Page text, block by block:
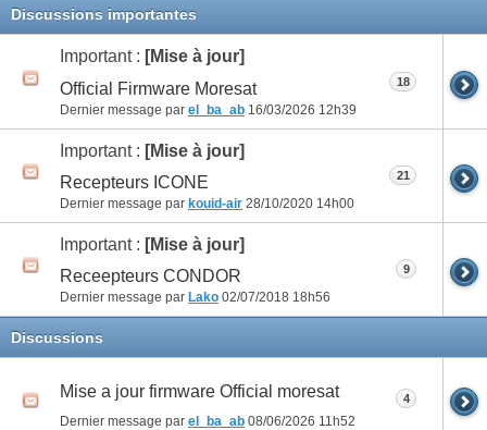
11 12 13 14
Discussions importantes
Important : [Mise à jour]
Official Firmware Moresat
Dernier message par el_ba_ab 16/03/2026 12h39
18
Important : [Mise à jour]
Recepteurs ICONE
Dernier message par kouid-air 28/10/2020 14h00
21
Important : [Mise à jour]
Receepteurs CONDOR
Dernier message par Lako 02/07/2018 18h56
9
Discussions
Mise a jour firmware Official moresat
Dernier message par el_ba_ab 08/06/2026 11h52
4